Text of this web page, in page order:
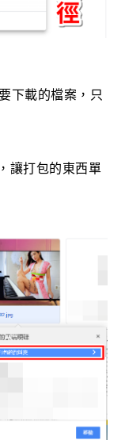
下載的檔案，只
讓打包的東西單